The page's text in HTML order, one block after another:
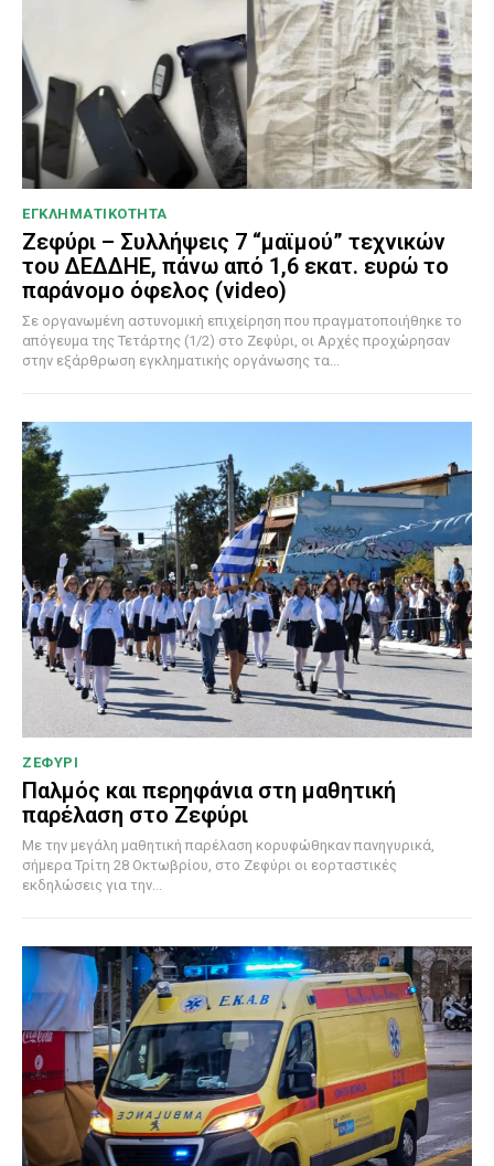
ΕΓΚΛΗΜΑΤΙΚΟΤΗΤΑ
Ζεφύρι – Συλλήψεις 7 “μαϊμού” τεχνικών
του ΔΕΔΔΗΕ, πάνω από 1,6 εκατ. ευρώ το
παράνομο όφελος (video)
Σε οργανωμένη αστυνομική επιχείρηση που πραγματοποιήθηκε το
απόγευμα της Τετάρτης (1/2) στο Ζεφύρι, οι Αρχές προχώρησαν
στην εξάρθρωση εγκληματικής οργάνωσης τα...
ΖΕΦΥΡΙ
Παλμός και περηφάνια στη μαθητική
παρέλαση στο Ζεφύρι
Με την μεγάλη μαθητική παρέλαση κορυφώθηκαν πανηγυρικά,
σήμερα Τρίτη 28 Οκτωβρίου, στο Ζεφύρι οι εορταστικές
εκδηλώσεις για την...